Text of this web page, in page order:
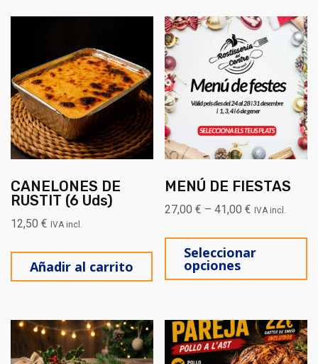
CANELONES DE
RUSTIT (6 Uds)
12,50 € IVA incl.
Añadir al carrito
MENÚ DE FIESTAS
27,00€ –41,00€ IVA incl.
Seleccionar
opciones